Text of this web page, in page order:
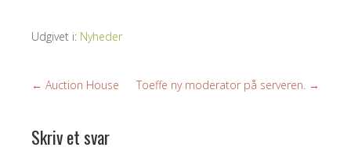
Udgivet i: Nyheder
← Auction House Toeffe ny moderator på serveren. →
Skriv et svar